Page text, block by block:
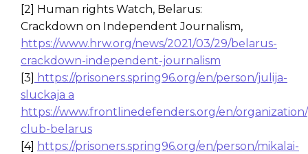
[2] Human rights Watch, Belarus:
Crackdown on Independent Journalism,
https://www.hrw.org/news/2021/03/29/belarus-
crackdown-independent-journalism
[3]
https://prisoners.spring96.org/en/person/julija-
sluckaja a
https://www.frontlinedefenders.org/en/
club-belarus
[4] https://prisoners.spring96.org/en/person/mikalai-